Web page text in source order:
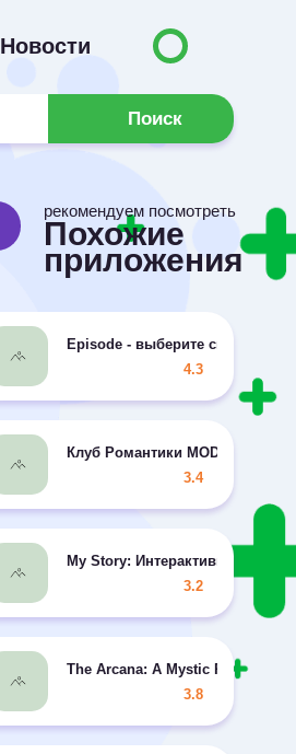
Новости
Поиск
рекомендуем посмотреть
Похожие
приложения
Episode - выберите cвою
4.3
Клуб Романтики MOD
3.4
My Story: Интерактивные игры
3.2
The Arcana: A Mystic Romance
3.8